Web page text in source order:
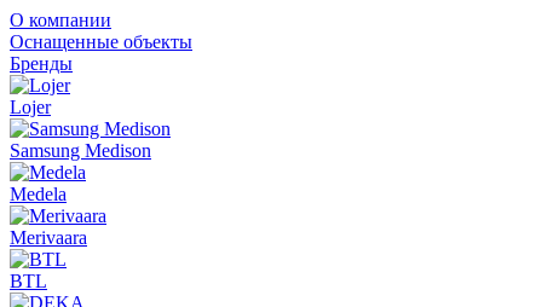
О компании
Оснащенные объекты
Бренды
Lojer
Samsung Medison
Medela
Merivaara
BTL